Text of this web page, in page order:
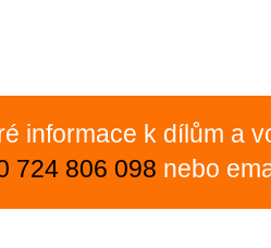
informace k dílům a
724 806 098 nebo